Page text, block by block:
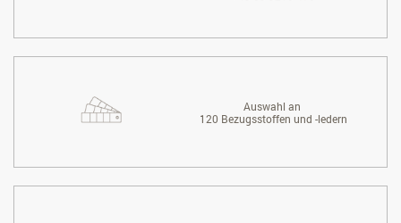
Auswahl an
120 Bezugsstoffen und -ledern